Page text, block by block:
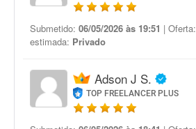
Submetido: 06/05/2026 às 19:51 | Oferta:
estimada: Privado
Adson J S.
TOP FREELANCER PLUS